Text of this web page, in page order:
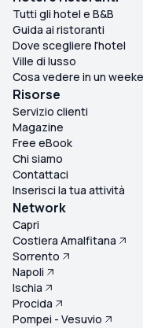
Tutti gli hotel e B&B
Guida ai ristoranti
Dove scegliere l'hotel
Ville di lusso
Cosa vedere in un
Risorse
Servizio clienti
Magazine
Free eBook
Chi siamo
Contattaci
Inserisci la tua attività
Network
Capri
Costiera Amalfitana
Sorrento
Napoli
Ischia
Procida
Pompei - Vesuvio